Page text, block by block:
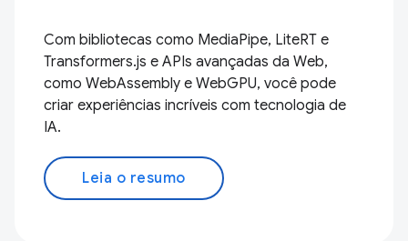
Com bibliotecas como MediaPipe, LiteRT e
Transformers.js e APIs avançadas da Web,
como WebAssembly e WebGPU, você pode
criar experiências incríveis com tecnologia de
IA.
Leia o resumo